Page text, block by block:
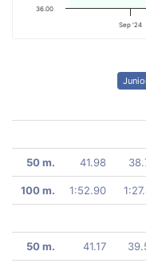
Sep '24
36.00
50 m. 41.98
100 m. 1:52.90
50 m. 41.17